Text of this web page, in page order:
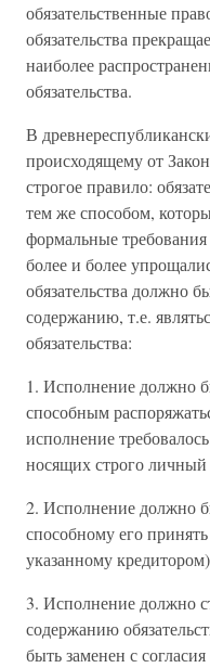
обязательственные
обязательства
наиболее
обязательства.
В
происходящему от
строгое правило:
тем же способом,
формальные
более и более
обязательства должно
содержанию, т.е.
обязательства:
1. Исполнение должно
способным
исполнение
носящих строго личный
2. Исполнение должно
способному его
указанному
3. Исполнение должно
содержанию
быть заменен с